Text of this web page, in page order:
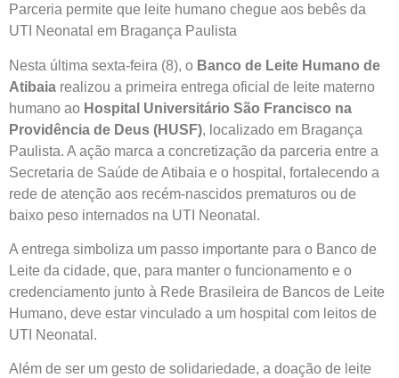
Parceria permite que leite humano chegue aos bebês da
UTI Neonatal em Bragança Paulista
Nesta última sexta-feira (8), o Banco de Leite Humano de
Atibaia realizou a primeira entrega oficial de leite materno
humano ao Hospital Universitário São Francisco na
Providência de Deus (HUSF), localizado em Bragança
Paulista. A ação marca a concretização da parceria entre a
Secretaria de Saúde de Atibaia e o hospital, fortalecendo a
rede de atenção aos recém-nascidos prematuros ou de
baixo peso internados na UTI Neonatal.
A entrega simboliza um passo importante para o Banco de
Leite da cidade, que, para manter o funcionamento e o
credenciamento junto à Rede Brasileira de Bancos de Leite
Humano, deve estar vinculado a um hospital com leitos de
UTI Neonatal.
Além de ser um gesto de solidariedade, a doação de leite